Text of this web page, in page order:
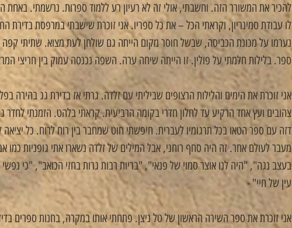
להכיר את המשורר הזה. וחשבתי, אולי זה לא רעיון רע ללמוד ספרות. נרשמתי.
לו עבודת סמינריון, וקראתי הכל – את כל ספריו. אני זוכרת שישבתי במרפסת בדירת
נערמו על מכונת הכביסה, שבשל חוסר מקום הייתה גם שולחן לעת מצוא. שתיתי
ספר. בלילות חלמתי על פולין. זו הייתה שיחה ערה. השפה נכנסה עמוק בין חריצי
אני זוכרת את הימים והלילות הרצופים שביליתי עם זלדה. גרתי אז בדירת גג בהירה
צהובים ועץ אחד הרקיע עד לחלון חדרי בקומה הרביעית. קראתי בלהט. הזמנתי לחדר
דזה עם ספר הטאו בכל תרגומיו לעברית. חיפשתי חוט שמחבר בין רוח לרוח. כל יציאה
מעבר לעולם אחר. זה היה סחף רוחני, אבל המילים של זלדה נשארו אתי גופניות כמו
בעצב נגה", "היה לנו אוצר סמוי של פנאי", "בריות רבות גרות בחזי הכואב", "כי
עין של חיי" -
אני זוכרת את ספר השירה הראשון של טל ניצן. פתחתי אותו במקרה, בחנות ספרים